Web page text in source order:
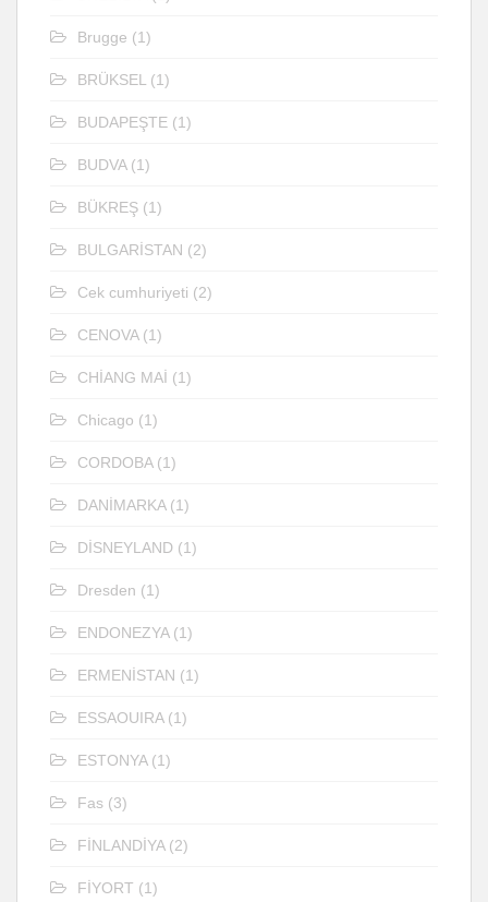
Brugge (1)
BRÜKSEL (1)
BUDAPEŞTE (1)
BUDVA(1)
BÜKREŞ (1)
BULGARİSTAN (2)
Cek cumhuriyeti (2)
CENOVA(1)
CHİANG MAİ (1)
Chicago (1)
CORDOBA(1)
DANİMARKA(1)
DİSNEYLAND (1)
Dresden (1)
ENDONEZYA(1)
ERMENİSTAN (1)
ESSAOUIRA(1)
ESTONYA(1)
Fas (3)
FİNLANDİYA(2)
FİYORT (1)